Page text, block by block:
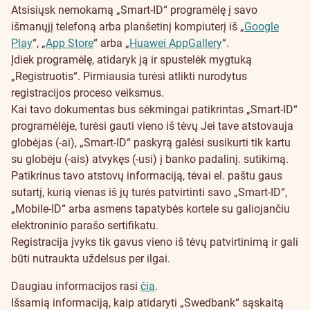
Atsisiųsk nemokamą „Smart-ID“ programėlę į savo
išmanųjį telefoną arba planšetinį kompiuterį iš „Google
Play“, „App Store“ arba „Huawei AppGallery“.
Įdiek programėlę, atidaryk ją ir spustelėk mygtuką
„Registruotis“. Pirmiausia turėsi atlikti nurodytus
registracijos proceso veiksmus.
Kai tavo dokumentas bus sėkmingai patikrintas „Smart-ID“
programėlėje, turėsi gauti vieno iš tėvų Jei tave atstovauja
globėjas (-ai), „Smart-ID“ paskyrą galėsi susikurti tik kartu
su globėju (-ais) atvykęs (-usi) į banko padalinį. sutikimą.
Patikrinus tavo atstovų informaciją, tėvai el. paštu gaus
sutartį, kurią vienas iš jų turės patvirtinti savo „Smart-ID“,
„Mobile-ID“ arba asmens tapatybės kortele su galiojančiu
elektroninio parašo sertifikatu.
Registracija įvyks tik gavus vieno iš tėvų patvirtinimą ir gali
būti nutraukta uždelsus per ilgai.
Daugiau informacijos rasi čia.
Išsamią informaciją, kaip atidaryti „Swedbank“ sąskaitą